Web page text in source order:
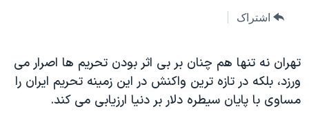
اصلی
به
جستجو
جهان
گزیده‌ها
ویژه برنامه‌ها
ویدیوها
صفحه‌های ویژه
عملیات خشم حماسی
۲۵۰سالگی آمریکا
بایگانی برنامه‌های تلویزیونی
پخش رادیویی
یادگیری زبان انگلیسی
اشتراک
تهران نه تنها هم چنان بر بی اثر بودن تحریم ها اصرار می
ورزد، بلکه در تازه ترین واکنش در این زمینه تحریم ایران را
مساوی با پایان سیطره دلار بر دنیا ارزيابی می کند.